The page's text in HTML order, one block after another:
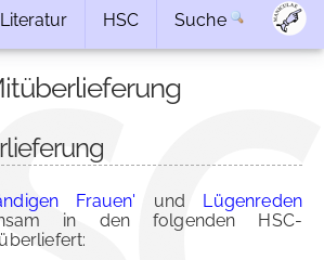
Literatur HSC Suche
Frauen' und Lügenreden
in den folgenden HSC-